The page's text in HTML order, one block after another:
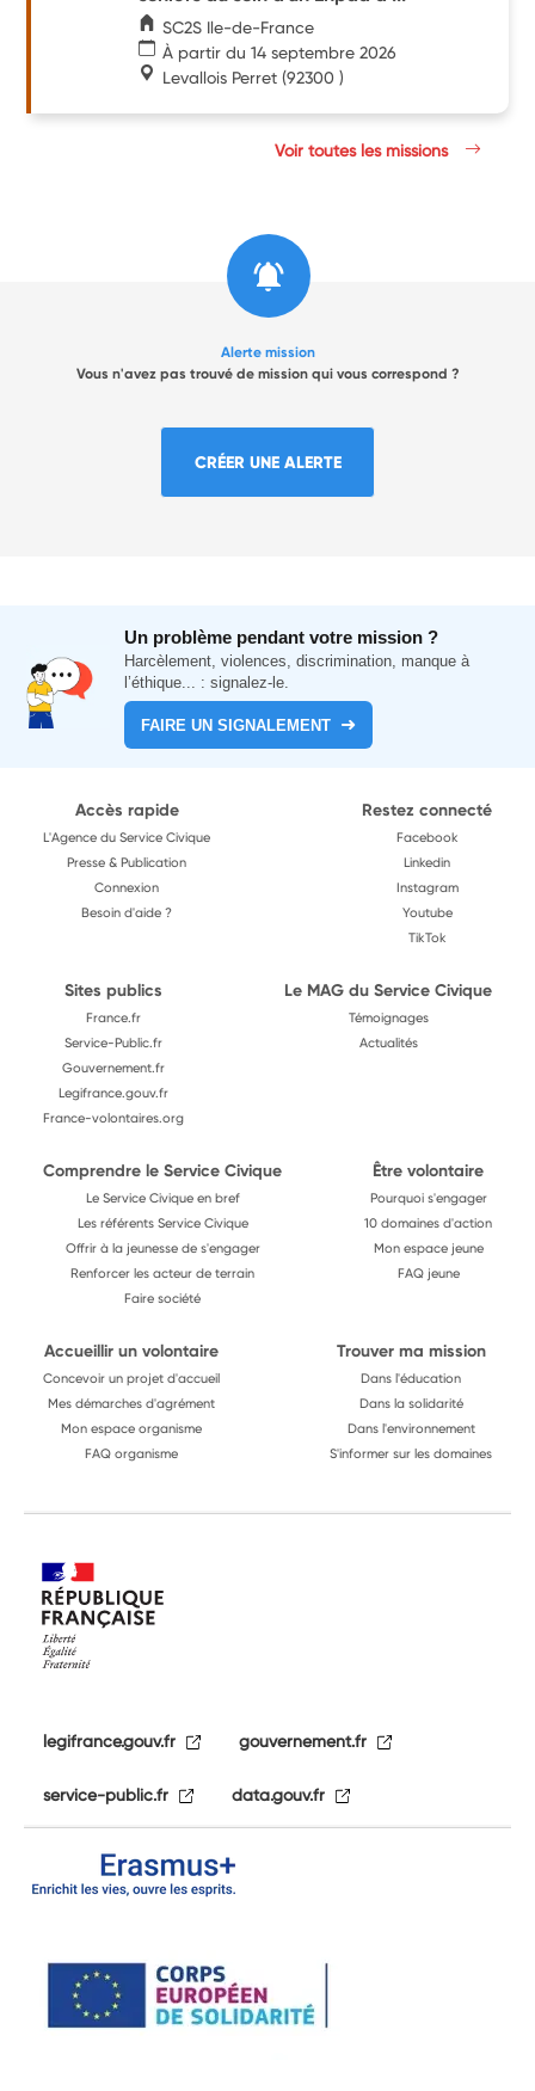
SC2S Ile-de-France
À partir du 14 septembre 2026
Levallois Perret (92300 )
Voir toutes les missions
Alerte mission
Vous n'avez pas trouvé de mission qui vous correspond ?
CRÉER UNE ALERTE
Un problème pendant votre mission ?
Harcèlement, violences, discrimination, manque à
l’éthique... : signalez-le.
FAIRE UN SIGNALEMENT
Accès rapide
L'Agence du Service Civique
Presse & Publication
Connexion
Besoin d'aide ?
Restez connecté
Facebook
Linkedin
Instagram
Youtube
TikTok
Sites publics
France.fr
Service-Public.fr
Gouvernement.fr
Legifrance.gouv.fr
France-volontaires.org
Le MAG du Service Civique
Témoignages
Actualités
Comprendre le Service Civique
Le Service Civique en bref
Les référents Service Civique
Offrir à la jeunesse de s'engager
Renforcer les acteur de terrain
Faire société
Être volontaire
Pourquoi s'engager
10 domaines d'action
Mon espace jeune
FAQ jeune
Accueillir un volontaire
Concevoir un projet d'accueil
Mes démarches d'agrément
Mon espace organisme
FAQ organisme
Trouver ma mission
Dans l'éducation
Dans la solidarité
Dans l'environnement
S'informer sur les domaines
legifrance.gouv.fr gouvernement.fr
service-public.fr data.gouv.fr